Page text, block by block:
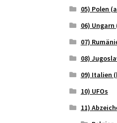
05) Polen
06) Ungarn
07)
08)
09) Italien
10) UFOs
11)